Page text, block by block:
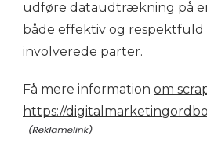
udføre dataudtrækning på
både effektiv og respektfuld
involverede parter.
Få mere information om
https://